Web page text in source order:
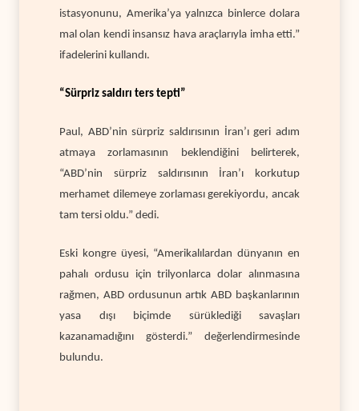
istasyonunu, Amerika’ya yalnızca binlerce dolara
mal olan kendi insansız hava araçlarıyla imha etti.”
ifadelerini kullandı.
“Sürpriz saldırı ters tepti”
Paul, ABD’nin sürpriz saldırısının İran’ı geri adım
atmaya zorlamasının beklendiğini belirterek,
“ABD’nin sürpriz saldırısının İran’ı korkutup
merhamet dilemeye zorlaması gerekiyordu, ancak
tam tersi oldu.” dedi.
Eski kongre üyesi, “Amerikalılardan dünyanın en
pahalı ordusu için trilyonlarca dolar alınmasına
rağmen, ABD ordusunun artık ABD başkanlarının
yasa dışı biçimde sürüklediği savaşları
kazanamadığını gösterdi.” değerlendirmesinde
bulundu.